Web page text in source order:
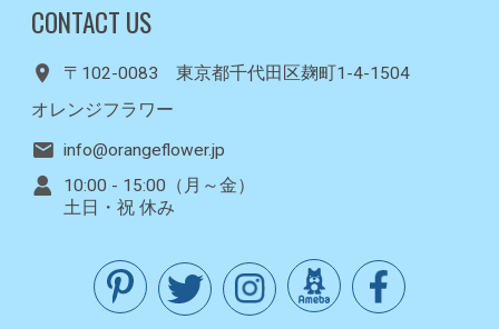
CONTACT US
〒102-0083 東京都千代田区麹町1-4-1504
オレンジフラワー
info@orangeflower.jp
10:00 - 15:00（月～金）
土日・祝 休み